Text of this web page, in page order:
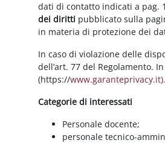
dati di contatto indicati a
dei diritti pubblicato sulla
in materia di protezione dei
In caso di violazione delle
dell’art. 77 del Regolamento.
(https://www.garanteprivacy.it).
Categorie di interessati
Personale docente;
personale tecnico-